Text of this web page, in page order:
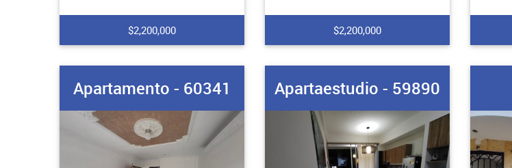
$2,200,000 $2,200,000
Apartamento - 60341 Apartaestudio - 59890